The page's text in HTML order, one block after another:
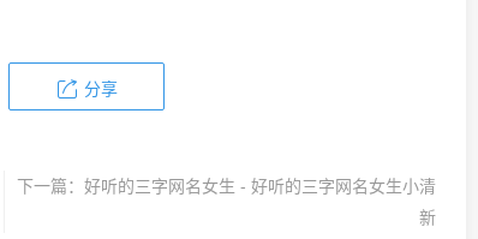
分享
下一篇： 好听的三字网名女生 - 好听的三字网名女生小清
新